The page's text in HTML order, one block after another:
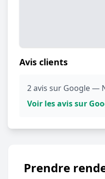
Avis clients
2 avis sur Google —
Voir les avis sur
Prendre